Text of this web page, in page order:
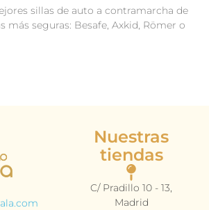
sillas de auto a contramarcha de
más seguras: Besafe, Axkid, Römer o
Nuestras
tiendas
C/ Pradillo 10 - 13,
Madrid